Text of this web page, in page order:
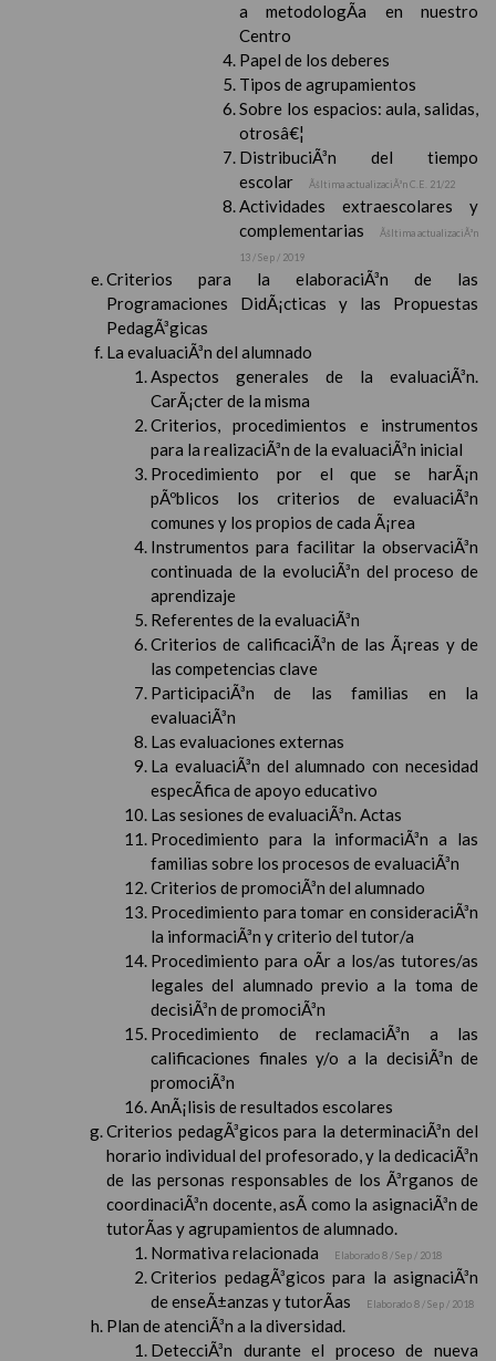
a metodologÃ­a en nuestro
Centro
Papel de los deberes
Tipos de agrupamientos
Sobre los espacios: aula, salidas,
otrosâ€¦
DistribuciÃ³n del tiempo
escolar
Ãšltima actualizaciÃ³n C.E. 21/22
Actividades extraescolares y
complementarias
Ãšltima actualizaciÃ³n
13 / Sep / 2019
Criterios para la elaboraciÃ³n de las
Programaciones DidÃ¡cticas y las Propuestas
PedagÃ³gicas
La evaluaciÃ³n del alumnado
Aspectos generales de la evaluaciÃ³n.
CarÃ¡cter de la misma
Criterios, procedimientos e instrumentos
para la realizaciÃ³n de la evaluaciÃ³n inicial
Procedimiento por el que se harÃ¡n
pÃºblicos los criterios de evaluaciÃ³n
comunes y los propios de cada Ã¡rea
Instrumentos para facilitar la observaciÃ³n
continuada de la evoluciÃ³n del proceso de
aprendizaje
Referentes de la evaluaciÃ³n
Criterios de calificaciÃ³n de las Ã¡reas y de
las competencias clave
ParticipaciÃ³n de las familias en la
evaluaciÃ³n
Las evaluaciones externas
La evaluaciÃ³n del alumnado con necesidad
especÃ­fica de apoyo educativo
Las sesiones de evaluaciÃ³n. Actas
Procedimiento para la informaciÃ³n a las
familias sobre los procesos de evaluaciÃ³n
Criterios de promociÃ³n del alumnado
Procedimiento para tomar en consideraciÃ³n
la informaciÃ³n y criterio del tutor/a
Procedimiento para oÃ­r a los/as tutores/as
legales del alumnado previo a la toma de
decisiÃ³n de promociÃ³n
Procedimiento de reclamaciÃ³n a las
calificaciones finales y/o a la decisiÃ³n de
promociÃ³n
AnÃ¡lisis de resultados escolares
Criterios pedagÃ³gicos para la determinaciÃ³n del
horario individual del profesorado, y la dedicaciÃ³n
de las personas responsables de los Ã³rganos de
coordinaciÃ³n docente, asÃ­ como la asignaciÃ³n de
tutorÃ­as y agrupamientos de alumnado.
Normativa relacionada
Elaborado 8 / Sep / 2018
Criterios pedagÃ³gicos para la asignaciÃ³n
de enseÃ±anzas y tutorÃ­as
Elaborado 8 / Sep / 2018
Plan de atenciÃ³n a la diversidad.
DetecciÃ³n durante el proceso de nueva